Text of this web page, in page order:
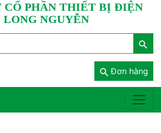
CỔ PHẦN THIẾT BỊ ĐIỆN
LONG NGUYỄN
Đơn hàng